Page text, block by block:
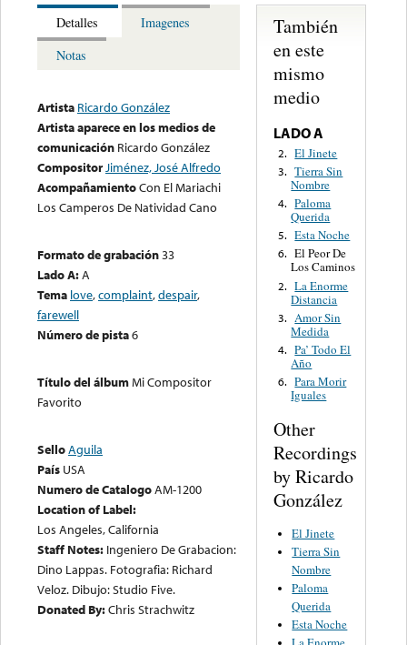
Detalles
Imagenes
Notas
Artista Ricardo González
Artista aparece en los medios de
comunicación Ricardo González
CompositorJiménez, José Alfredo
AcompañamientoCon El Mariachi
Los Camperos De Natividad Cano
Formato de grabación33
Lado A:A
Tema love,complaint,despair,
farewell
Número de pista6
Título del álbumMi Compositor
Favorito
SelloAguila
País USA
Numero de CatalogoAM-1200
Location of Label:
Los Angeles, California
Staff Notes: Ingeniero De Grabacion:
Dino Lappas. Fotografia: Richard
Veloz. Dibujo: Studio Five.
Donated By:Chris Strachwitz
También
en este
mismo
medio
LADO A
2. El Jinete
3. Tierra Sin
Nombre
4. Paloma
Querida
5. Esta Noche
6. El Peor De
Los Caminos
2. La Enorme
Distancia
3. Amor Sin
Medida
4. Pa’ Todo El
Año
6. Para Morir
Iguales
Other
Recordings
by Ricardo
González
El Jinete
Tierra Sin
Nombre
Paloma
Querida
Esta Noche